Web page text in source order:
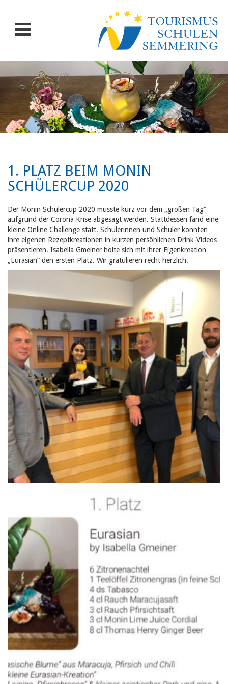
1. PLATZ BEIM MONIN
SCHÜLERCUP 2020
Der Monin Schülercup 2020 musste kurz vor dem „großen Tag“
aufgrund der Corona Krise abgesagt werden. Stattdessen fand eine
kleine Online Challenge statt. Schülerinnen und Schüler konnten
ihre eigenen Rezeptkreationen in kurzen persönlichen Drink-Videos
präsentieren. Isabella Gmeiner holte sich mit ihrer Eigenkreation
„Eurasian“ den ersten Platz. Wir gratulieren recht herzlich.